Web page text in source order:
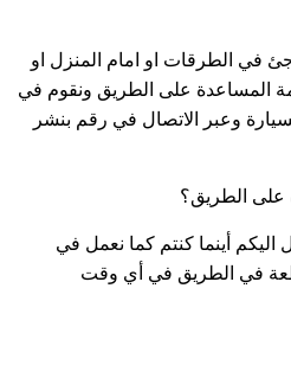
في الطرقات او امام المنزل او
المساعدة على الطريق ونقوم في
وعبر الاتصال في رقم بنشر
على الطريق؟
أينما كنتم كما نعمل في
في الطريق في أي وقت